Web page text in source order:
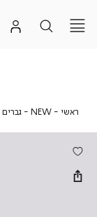
ראשי ראשי
NEW
NEW
גברים